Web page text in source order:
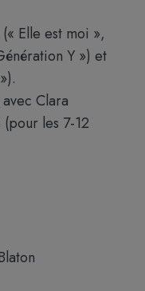
Elle est moi »,
Y ») et
Clara
les 7-12